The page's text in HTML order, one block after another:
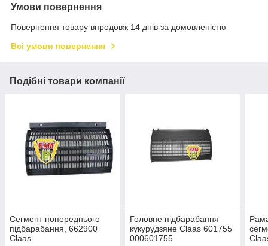
Умови повернення
Повернення товару впродовж 14 днів за домовленістю
Всі умови повернення
Подібні товари компанії
Сегмент попереднього
підбарабання, 662900
Claas
Головне підбарабання
кукурудзяне Claas 601755
000601755